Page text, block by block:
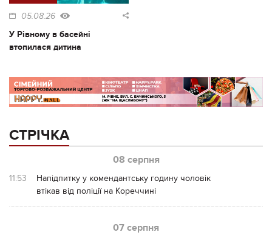
05.08.26
У Рівному в басейні
втопилася дитина
СТРІЧКА
08 серпня
11:53
Напідпитку у комендантську годину чоловік
втікав від поліції на Кореччині
07 серпня